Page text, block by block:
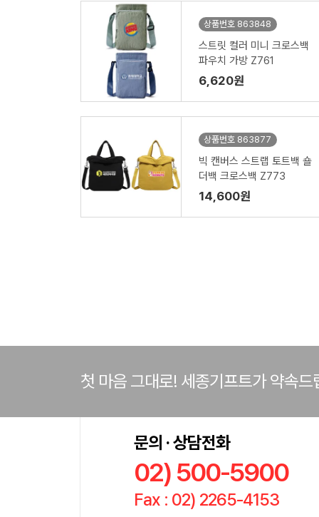
상품번호 863848
스트릿 컬러 미니 크로스백
파우치 가방 Z761
6,620원
상품번호 863877
빅 캔버스 스트랩 토트백 숄
더백 크로스백 Z773
14,600원
첫 마음 그대로! 세종기프트가 약속드
문의 · 상담전화
02) 500-5900
Fax : 02) 2265-4153